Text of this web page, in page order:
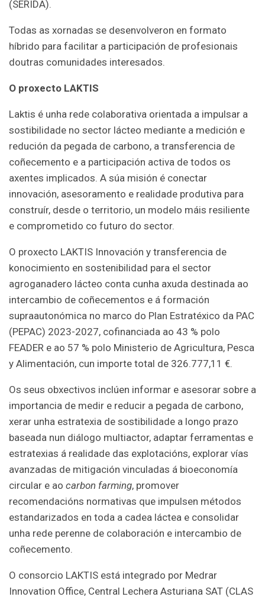
(SERIDA).
Todas as xornadas se desenvolveron en formato
híbrido para facilitar a participación de profesionais
doutras comunidades interesados.
O proxecto LAKTIS
Laktis é unha rede colaborativa orientada a impulsar a
sostibilidade no sector lácteo mediante a medición e
redución da pegada de carbono, a transferencia de
coñecemento e a participación activa de todos os
axentes implicados. A súa misión é conectar
innovación, asesoramento e realidade produtiva para
construír, desde o territorio, un modelo máis resiliente
e comprometido co futuro do sector.
O proxecto LAKTIS Innovación y transferencia de
konocimiento en sostenibilidad para el sector
agroganadero lácteo conta cunha axuda destinada ao
intercambio de coñecementos e á formación
supraautonómica no marco do Plan Estratéxico da PAC
(PEPAC) 2023-2027, cofinanciada ao 43 % polo
FEADER e ao 57 % polo Ministerio de Agricultura, Pesca
y Alimentación, cun importe total de 326.777,11 €.
Os seus obxectivos inclúen informar e asesorar sobre a
importancia de medir e reducir a pegada de carbono,
xerar unha estratexia de sostibilidade a longo prazo
baseada nun diálogo multiactor, adaptar ferramentas e
estratexias á realidade das explotacións, explorar vías
avanzadas de mitigación vinculadas á bioeconomía
circular e ao carbon farming, promover
recomendacións normativas que impulsen métodos
estandarizados en toda a cadea láctea e consolidar
unha rede perenne de colaboración e intercambio de
coñecemento.
O consorcio LAKTIS está integrado por Medrar
Innovation Office, Central Lechera Asturiana SAT (CLAS